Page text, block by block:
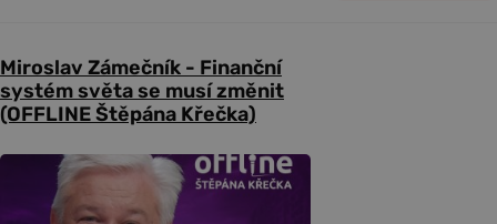
Miroslav Zámečník - Finanční
systém světa se musí změnit
(OFFLINE Štěpána Křečka)